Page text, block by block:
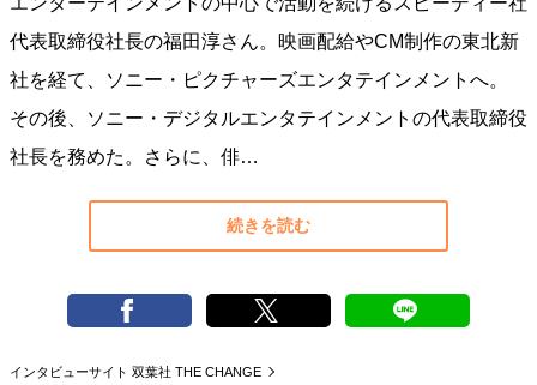
マインドセット
重圧との向き合い方 一流のルーティン
20代の現在地
忘れられない言葉
10代・20代の土台
ライフスタイル・生き方
パートナーとの歩み方
親になるということ
熱狂できるもの
一生モノの愛用品
代表取締役社長の福田淳さん。映画配給やCM制作の東北新
社を経て、ソニー・ピクチャーズエンタテインメントへ。
その後、ソニー・デジタルエンタテインメントの代表取締役
社長を務めた。さらに、俳…
続きを読む
インタビューサイト 双葉社 THE CHANGE